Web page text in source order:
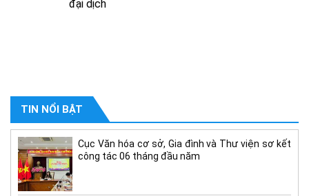
đại dịch
TIN NỔI BẬT
Cục Văn hóa cơ sở, Gia đình và Thư viện sơ kết
công tác 06 tháng đầu năm